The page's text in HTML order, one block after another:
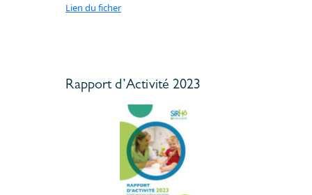
Lien du ficher
Rapport d’Activité 2023